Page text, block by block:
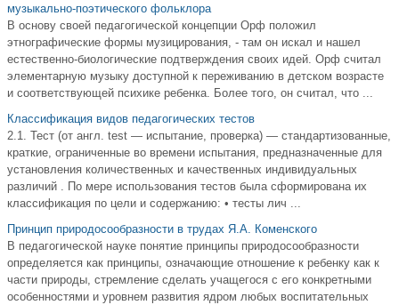
музыкально-поэтического фольклора
В основу своей педагогической концепции Орф положил
этнографические формы музицирования, - там он искал и нашел
естественно-биологические подтверждения своих идей. Орф считал
элементарную музыку доступной к переживанию в детском возрасте
и соответствующей психике ребенка. Более того, он считал, что ...
Классификация видов педагогических тестов
2.1. Тест (от англ. test — испытание, проверка) — стандартизованные,
краткие, ограниченные во времени испытания, предназначенные для
установления количественных и качественных индивидуальных
различий . По мере использования тестов была сформирована их
классификация по цели и содержанию: • тесты лич ...
Принцип природосообразности в трудах Я.А. Коменского
В педагогической науке понятие принципы природосообразности
определяется как принципы, означающие отношение к ребенку как к
части природы, стремление сделать учащегося с его конкретными
особенностями и уровнем развития ядром любых воспитательных